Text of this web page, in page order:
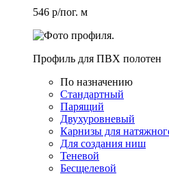
546 р/пог. м
Профиль для ПВХ полотен
По назначению
Стандартный
Парящий
Двухуровневый
Карнизы для
Для создания ниш
Теневой
Бесщелевой